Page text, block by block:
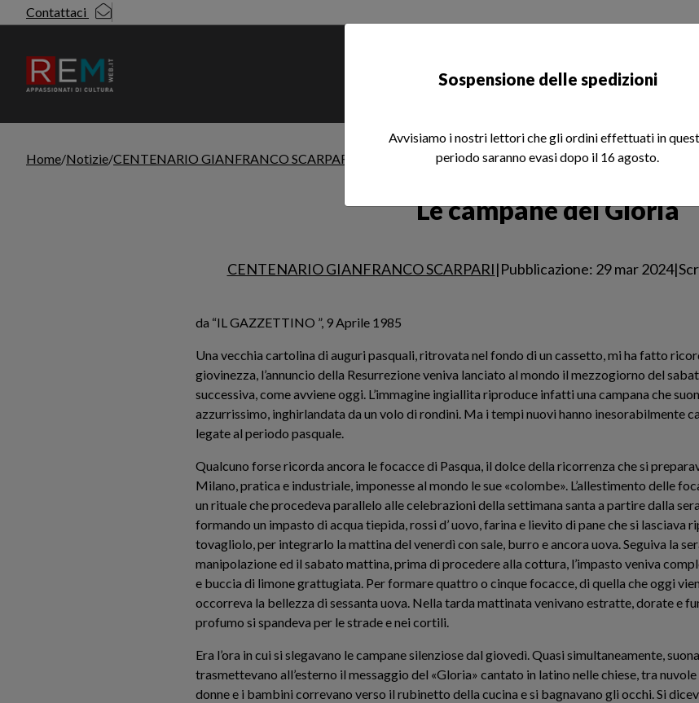
Contattaci
Libri Rivista REM Chi siamo
Home Notizie CENTENARIO GIANFRANCO SCARPARI Le campane del Gloria
Le campane del Gloria
CENTENARIO GIANFRANCO SCARPARI|Pubblicazione: 29 mar 2024|
da “IL GAZZETTINO ”, 9 Aprile 1985
Una vecchia cartolina di auguri pasquali, ritrovata nel fondo di un cassetto, mi ha fatto
giovinezza, l’annuncio della Resurrezione veniva lanciato al mondo il mezzogiorno del
successiva, come avviene oggi. L’immagine ingiallita riproduce infatti una campana che
azzurrissimo, inghirlandata da un volo di rondini. Ma i tempi nuovi hanno inesorabilmente
legate al periodo pasquale.
Qualcuno forse ricorda ancora le focacce di Pasqua, il dolce della ricorrenza che si
Milano, pratica e industriale, imponesse al mondo le sue «colombe». L’allestimento delle
un rituale che procedeva parallelo alle celebrazioni della settimana santa a partire dalla
formando un impasto di acqua tiepida, rossi d’ uovo, farina e lievito di pane che si lasciava
tovagliolo, per integrarlo la mattina del venerdì con sale, burro e ancora uova. Seguiva la
manipolazione ed il sabato mattina, prima di procedere alla cottura, l’impasto veniva
e buccia di limone grattugiata. Per formare quattro o cinque focacce, di quella che oggi
occorreva la bellezza di sessanta uova. Nella tarda mattinata venivano estratte, dorate e
profumo si spandeva per le strade e nei cortili.
Era l’ora in cui si slegavano le campane silenziose dal giovedì. Quasi simultaneamente,
trasmettevano all’esterno il messaggio del «Gloria» cantato in latino nelle chiese, tra nuvole
donne e i bambini correvano verso il rubinetto della cucina e si bagnavano gli occhi. Si
Sospensione delle spedizioni
Avvisiamo i nostri lettori che gli ordini effettuati in
periodo saranno evasi dopo il 16 agosto.